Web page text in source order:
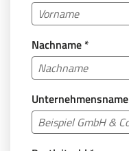
Nachname *
Unternehmensname